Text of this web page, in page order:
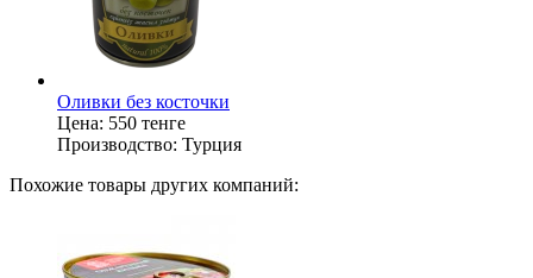
Оливки без косточки
Цена: 550 тенге
Производство: Турция
Похожие товары других компаний: